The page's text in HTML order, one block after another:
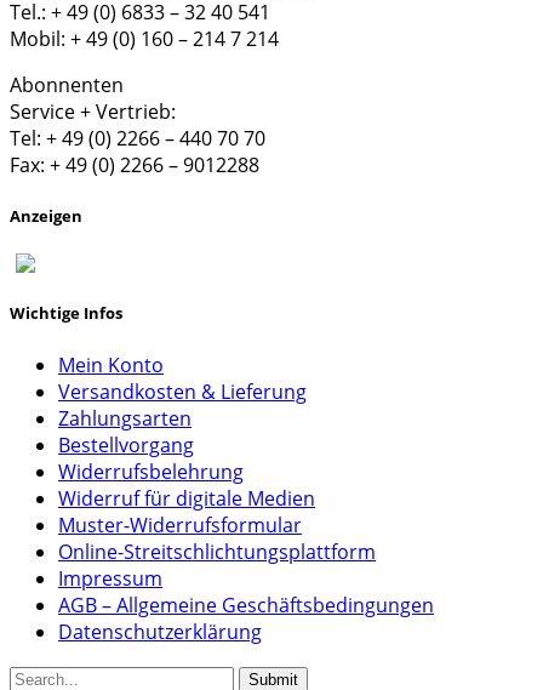
Tel.: + 49 (0) 6833 – 32 40 541
Mobil: + 49 (0) 160 – 214 7 214
Abonnenten
Service + Vertrieb:
Tel: + 49 (0) 2266 – 440 70 70
Fax: + 49 (0) 2266 – 9012288
Anzeigen
Wichtige Infos
Mein Konto
Versandkosten & Lieferung
Zahlungsarten
Bestellvorgang
Widerrufsbelehrung
Widerruf für digitale Medien
Muster-Widerrufsformular
Online-Streitschlichtungsplattform
Impressum
AGB – Allgemeine Geschäftsbedingungen
Datenschutzerklärung
Submit